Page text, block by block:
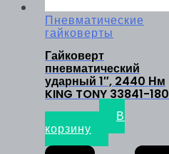
Пневматические
гайковерты
Гайковерт
пневматический
ударный 1″, 2440 Нм
KING TONY 33841-180
109500₽ В
корзину